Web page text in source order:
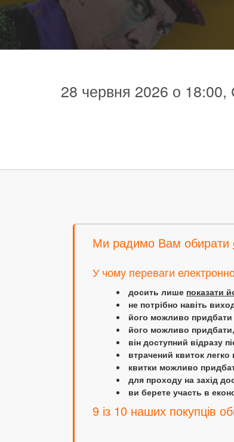
28 червня 2026 о 18:00,
Ми радимо Вам обирати
У чому переваги
досить лише показати
не потрібно навіть
його можливо придбати
його можливо
він доступний відразу
втрачений квиток легко
квитки можливо
для проходу на захід
ви берете участь в
9 із 10 наших покупців